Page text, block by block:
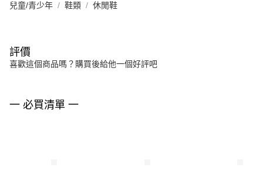
兒童/青少年 鞋類 休閒鞋
評價
喜歡這個商品嗎？購買後給他一個好評吧
一 必買清單 一